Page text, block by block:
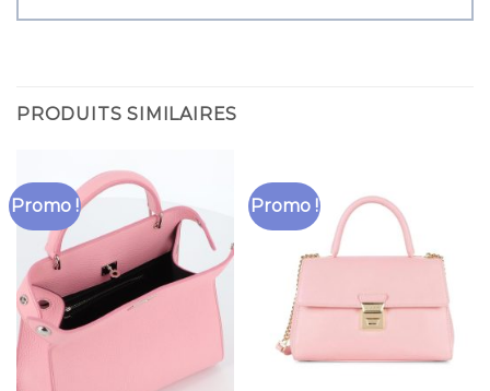
PRODUITS SIMILAIRES
Promo ! Promo !